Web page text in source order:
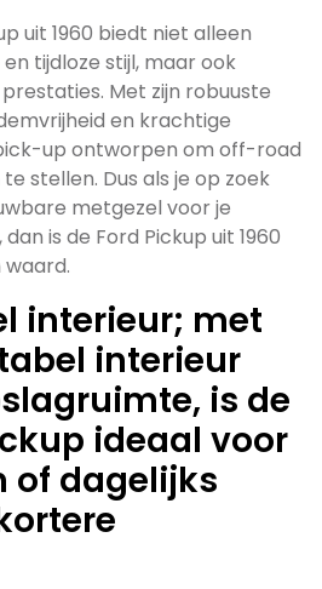
uit 1960 biedt niet alleen
tijdloze stijl, maar ook
Met zijn robuuste
en krachtige
up ontworpen om off-road
stellen. Dus als je op zoek
metgezel voor je
is de Ford Pickup uit 1960
interieur; met
interieur
is de
ideaal voor
of dagelijks